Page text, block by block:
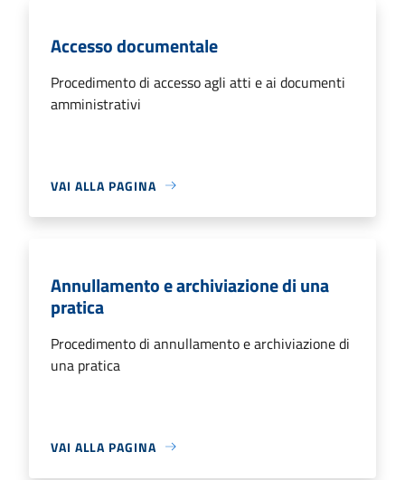
Accesso documentale
Procedimento di accesso agli atti e ai documenti
amministrativi
VAI ALLA PAGINA
Annullamento e archiviazione di una
pratica
Procedimento di annullamento e archiviazione di
una pratica
VAI ALLA PAGINA